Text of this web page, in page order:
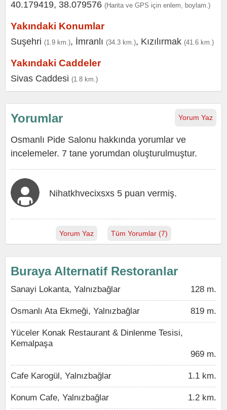
40.179419, 38.079576 (Harita ve GPS için enlem, boylam.)
Yakındaki Konumlar
Suşehri (1.9 km.), İmranlı (34.3 km.), Kızılırmak (41.6 km.)
Yakındaki Caddeler
Sivas Caddesi (1.8 km.)
Yorum Yaz
Yorumlar
Osmanlı Pide Salonu hakkında yorumlar ve
incelemeler. 7 tane yorumdan oluşturulmuştur.
Nihatkhvecixsxs 5 puan vermiş.
Yorum Yaz Tüm Yorumlar (7)
Buraya Alternatif Restoranlar
Sanayi Lokanta, Yalnızbağlar 128 m.
Osmanlı Ata Ekmeği, Yalnızbağlar 819 m.
Yüceler Konak Restaurant & Dinlenme Tesisi,
Kemalpaşa
969 m.
Cafe Karogül, Yalnızbağlar 1.1 km.
Konum Cafe, Yalnızbağlar 1.2 km.